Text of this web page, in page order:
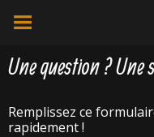
Une question ? Une
Remplissez ce
rapidement !